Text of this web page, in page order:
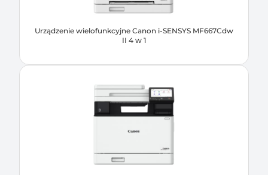
Urządzenie wielofunkcyjne Canon i-SENSYS MF667Cdw
II 4 w 1